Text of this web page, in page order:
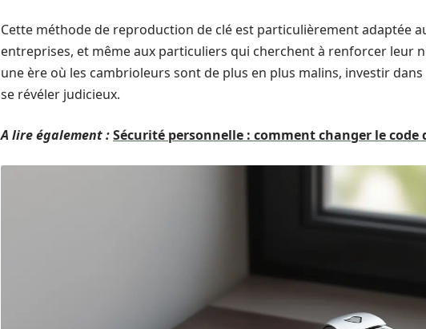
Cette méthode de reproduction de clé est particulièrement adaptée
entreprises, et même aux particuliers qui cherchent à renforcer leur
une ère où les cambrioleurs sont de plus en plus malins, investir
se révéler judicieux.
A lire également :Sécurité personnelle : comment changer le code